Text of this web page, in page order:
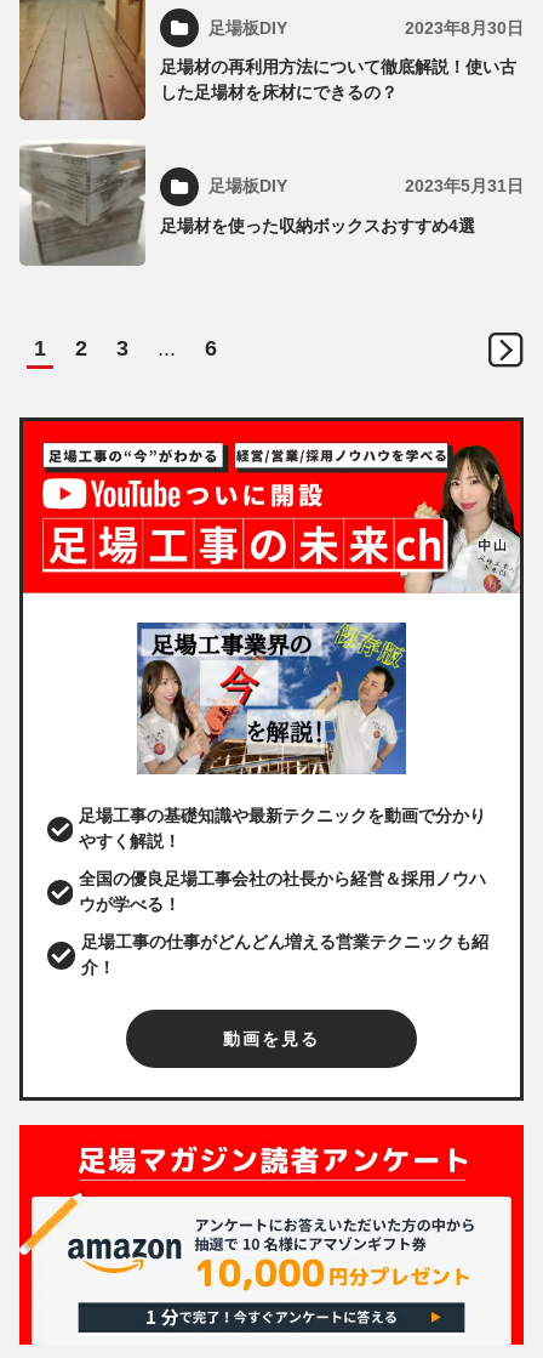
足場板DIY 2023年8月30日
足場材の再利用方法について徹底解説！使い古
した足場材を床材にできるの？
足場板DIY 2023年5月31日
足場材を使った収納ボックスおすすめ4選
1 2 3 ... 6
足場工事の基礎知識や最新テクニックを動画で分かり
やすく解説！
全国の優良足場工事会社の社長から経営＆採用ノウハ
ウが学べる！
足場工事の仕事がどんどん増える営業テクニックも紹
介！
動画を見る